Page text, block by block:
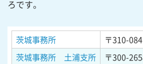
ろです。
茨城事務所 〒310-
茨城事務所 土浦支所
〒300-